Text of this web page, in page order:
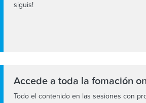
siguis!
Accede a toda la fomación
Todo el contenido en las sesiones con